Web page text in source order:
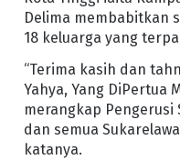
Delima membabitkan
18 keluarga yang
“Terima kasih dan
Yahya, Yang DiPertua
merangkap Pengerusi
dan semua
katanya.